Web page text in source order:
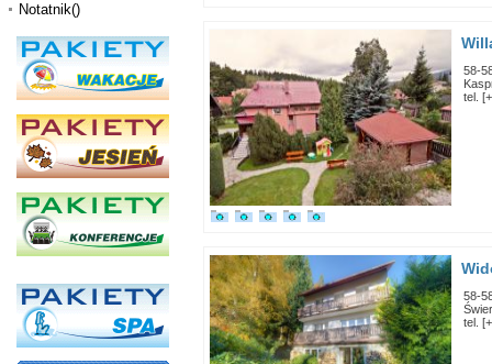
Notatnik()
58-
tel.
58-
tel.